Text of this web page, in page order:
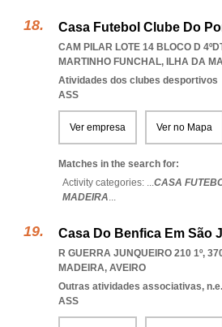
Casa Futebol Clube Do
CAM PILAR LOTE 14 BLOCO D
MARTINHO FUNCHAL, ILHA DA
Atividades dos clubes desportivos
ASS
Ver empresa Ver no Mapa
Matches in the search for:
Activity categories: ...CASA
MADEIRA...
Casa Do Benfica Em São
R GUERRA JUNQUEIRO 210 1º,
MADEIRA, AVEIRO
Outras atividades associativas, n.e.
ASS